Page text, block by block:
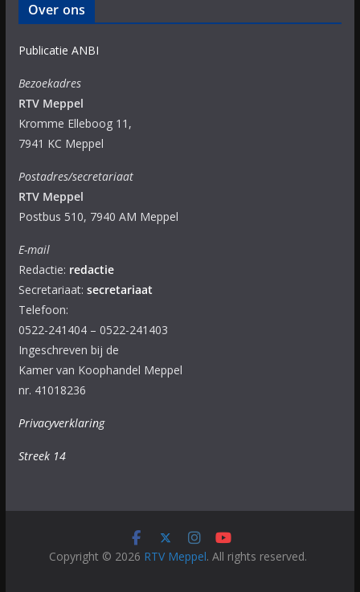
Over ons
Publicatie ANBI
Bezoekadres
RTV Meppel
Kromme Elleboog 11,
7941 KC Meppel
Postadres/secretariaat
RTV Meppel
Postbus 510, 7940 AM Meppel
E-mail
Redactie: redactie
Secretariaat: secretariaat
Telefoon:
0522-241404 – 0522-241403
Ingeschreven bij de
Kamer van Koophandel Meppel
nr. 41018236
Privacyverklaring
Streek 14
Copyright © 2026 RTV Meppel. All rights reserved.